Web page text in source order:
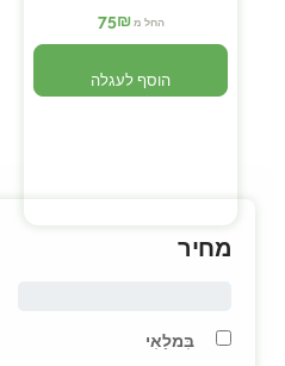
מחיר
בִּמלַאִי
החל מ 75₪
הוסף לעגלה